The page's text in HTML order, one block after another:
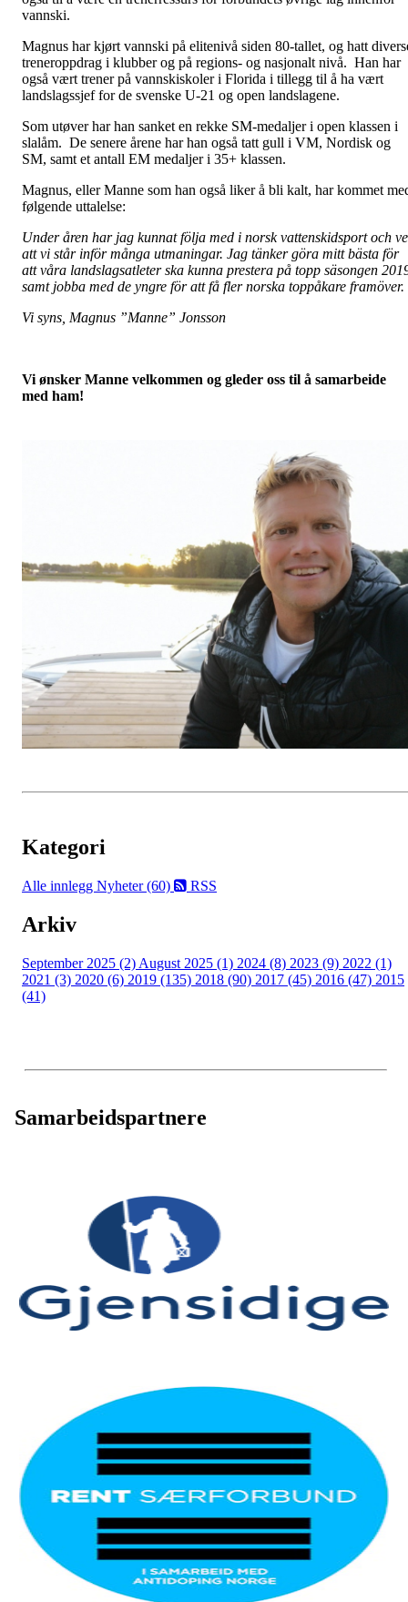
vannski.
Magnus har kjørt vannski på elitenivå siden 80-tallet, og hatt
treneroppdrag i klubber og på regions- og nasjonalt nivå. Han har
også vært trener på vannskiskoler i Florida i tillegg til å ha vært
landslagssjef for de svenske U-21 og open landslagene.
Som utøver har han sanket en rekke SM-medaljer i open klassen i
slalåm. De senere årene har han også tatt gull i VM, Nordisk og
SM, samt et antall EM medaljer i 35+ klassen.
Magnus, eller Manne som han også liker å bli kalt, har kommet
følgende uttalelse:
Under åren har jag kunnat följa med i norsk vattenskidsport och
att vi står inför många utmaningar. Jag tänker göra mitt bästa för
att våra landslagsatleter ska kunna prestera på topp säsongen
samt jobba med de yngre för att få fler norska toppåkare framöver.
Vi syns, Magnus ”Manne” Jonsson
Vi ønsker Manne velkommen og gleder oss til å samarbeide
med ham!
Kategori
Alle innlegg Nyheter (60) RSS
Arkiv
September 2025 (2) August 2025 (1) 2024 (8) 2023 (9) 2022 (1)
2021 (3) 2020 (6) 2019 (135) 2018 (90) 2017 (45) 2016 (47) 2015
(41)
Samarbeidspartnere